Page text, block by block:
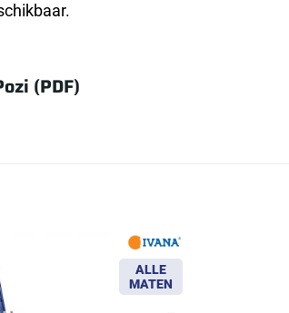
(PDF)
ALLE
MATEN